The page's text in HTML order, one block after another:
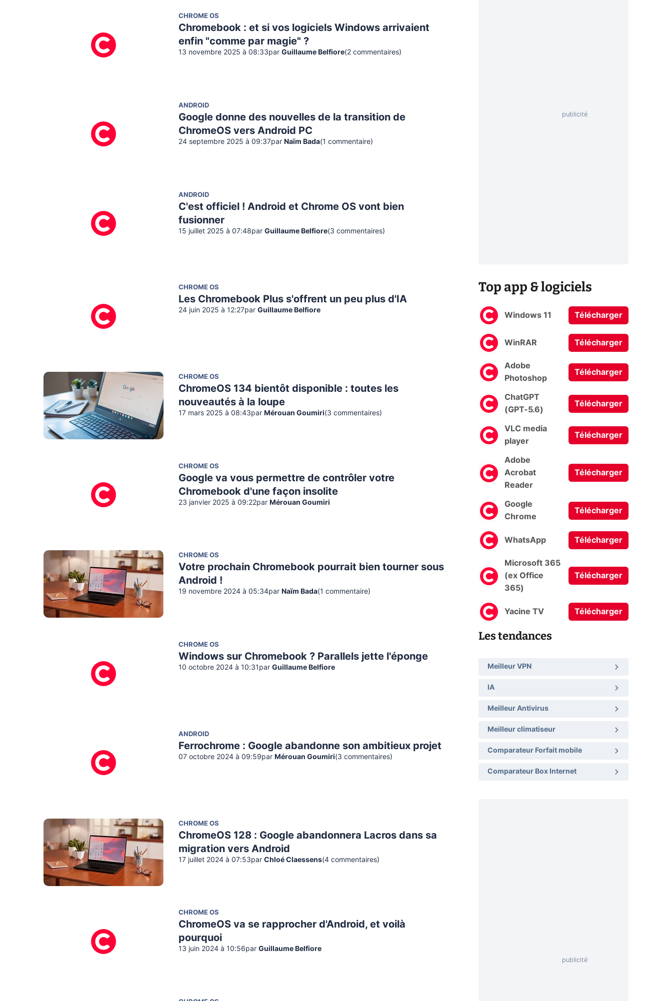
CHROME OS
Chromebook : et si vos logiciels Windows arrivaient
enfin "comme par magie" ?
13 novembre 2025 à 08:33par Guillaume Belfiore(2 commentaires)
ANDROID
Google donne des nouvelles de la transition de
ChromeOS vers Android PC
24 septembre 2025 à 09:37par Naïm Bada(1 commentaire)
ANDROID
C'est officiel ! Android et Chrome OS vont bien
fusionner
15 juillet 2025 à 07:48par Guillaume Belfiore(3 commentaires)
CHROME OS
Les Chromebook Plus s'offrent un peu plus d'IA
24 juin 2025 à 12:27par Guillaume Belfiore
CHROME OS
ChromeOS 134 bientôt disponible : toutes les
nouveautés à la loupe
17 mars 2025 à 08:43par Mérouan Goumiri(3 commentaires)
CHROME OS
Google va vous permettre de contrôler votre
Chromebook d'une façon insolite
23 janvier 2025 à 09:22par Mérouan Goumiri
CHROME OS
Votre prochain Chromebook pourrait bien tourner sous
Android !
19 novembre 2024 à 05:34par Naïm Bada(1 commentaire)
CHROME OS
Windows sur Chromebook ? Parallels jette l'éponge
10 octobre 2024 à 10:31 par Guillaume Belfiore
ANDROID
Ferrochrome : Google abandonne son ambitieux projet
07 octobre 2024 à 09:59par Mérouan Goumiri(3 commentaires)
CHROME OS
ChromeOS 128 : Google abandonnera Lacros dans sa
migration vers Android
17 juillet 2024 à 07:53par Chloé Claessens(4 commentaires)
CHROME OS
ChromeOS va se rapprocher d'Android, et voilà
pourquoi
13 juin 2024 à 10:56par Guillaume Belfiore
Top app & logiciels
Windows 11 Télécharger
WinRAR Télécharger
Adobe
Photoshop
Télécharger
ChatGPT
(GPT-5.6)
Télécharger
VLC media
player
Télécharger
Adobe
Acrobat
Reader
Télécharger
Google
Chrome
Télécharger
WhatsApp Télécharger
Microsoft 365
(ex Office
365)
Télécharger
Yacine TV Télécharger
Les tendances
Meilleur VPN
IA
Meilleur Antivirus
Meilleur climatiseur
Comparateur Forfait mobile
Comparateur Box Internet